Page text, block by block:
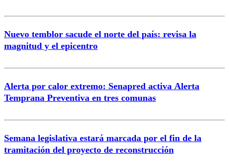
Nuevo temblor sacude el norte del país: revisa la
magnitud y el epicentro
Alerta por calor extremo: Senapred activa Alerta
Temprana Preventiva en tres comunas
Semana legislativa estará marcada por el fin de la
tramitación del proyecto de reconstrucción